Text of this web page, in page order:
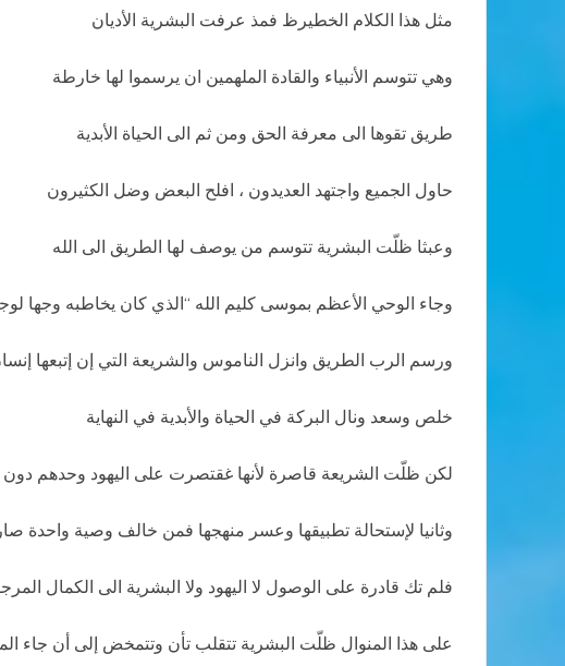
مثل هذا الكلام الخطيرظ فمذ عرفت البشرية الأديان
وهي تتوسم الأنبياء والقادة الملهمين ان يرسموا لها خارطة
طريق تقوها الى معرفة الحق ومن ثم الى الحياة الأبدية
حاول الجميع واجتهد العديدون ، افلح البعض وضل الكثيرون
وعبثا ظلّت البشرية تتوسم من يوصف لها الطريق الى الله
وجاء الوحي الأعظم بموسى كليم الله “الذي كان يخاطبه وجها
ورسم الرب الطريق وانزل الناموس والشريعة التي إن إتبعها
خلص وسعد ونال البركة في الحياة والأبدية في النهاية
لكن ظلّت الشريعة قاصرة لأنها غقتصرت على اليهود وحدهم دون
وثانيا لإستحالة تطبيقها وعسر منهجها فمن خالف وصية واحدة
فلم تك قادرة على الوصول لا اليهود ولا البشرية الى الكمال
على هذا المنوال ظلّت البشرية تتقلب تأن وتتمخض إلى أن جاء